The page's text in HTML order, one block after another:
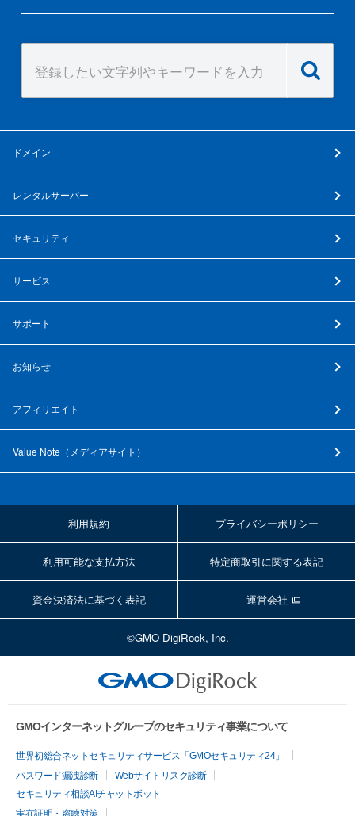
ドメイン
レンタルサーバー
セキュリティ
サービス
サポート
お知らせ
アフィリエイト
Value Note（ メディアサイト ）
利用規約 プライバシーポリシー
利用可能な支払方法 特定商取引に関する表記
資金決済法に基づく表記 運営会社
©GMO DigiRock, Inc.
GMOインターネットグループのセキュリティ事業について
世界初総合ネットセキュリティサービス「GMOセキュリティ24」
パスワード漏洩診断
Webサイトリスク診断
セキュリティ相談AIチャットボット
実在証明・盗聴対策